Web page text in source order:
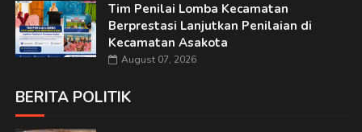
Tim Penilai Lomba Kecamatan
Berprestasi Lanjutkan Penilaian di
Kecamatan Asakota
August 07, 2026
BERITA POLITIK